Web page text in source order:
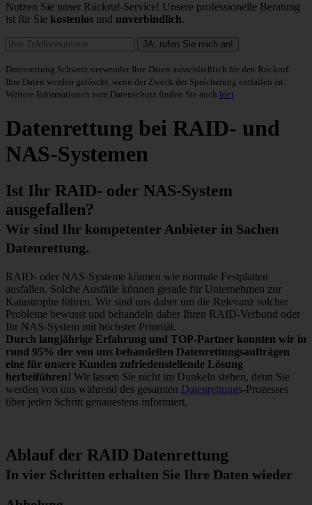
Nutzen Sie unser Rückruf-Service! Unsere professionelle Beratung
ist für Sie kostenlos und unverbindlich.
Datenrettung Schweiz verwendet Ihre Daten ausschließlich für den Rückruf.
Ihre Daten werden gelöscht, wenn der Zweck der Speicherung entfallen ist.
Weitere Informationen zum Datenschutz finden Sie auch hier.
Datenrettung bei RAID- und
NAS-Systemen
Ist Ihr RAID- oder NAS-System
ausgefallen?
Wir sind Ihr kompetenter Anbieter in Sachen
Datenrettung.
RAID- oder NAS-Systeme können wie normale Festplatten
ausfallen. Solche Ausfälle können gerade für Unternehmen zur
Katastrophe führen. Wir sind uns daher um die Relevanz solcher
Probleme bewusst und behandeln daher Ihren RAID-Verbund oder
Ihr NAS-System mit höchster Priorität.
Durch langjährige Erfahrung und TOP-Partner konnten wir in
rund 95% der von uns behandelten Datenrettungsaufträgen
eine für unsere Kunden zufriedenstellende Lösung
herbeiführen! Wir lassen Sie nicht im Dunkeln stehen, denn Sie
werden von uns während des gesamten Datenrettungs-Prozesses
über jeden Schritt genauestens informiert.
Ablauf der RAID Datenrettung
In vier Schritten erhalten Sie Ihre Daten wieder